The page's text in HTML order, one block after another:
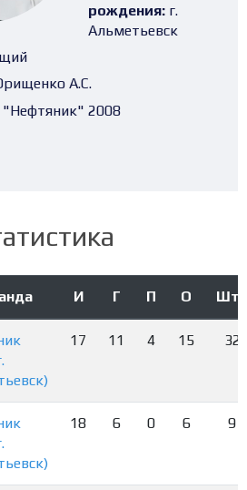
рождения: г.
Альметьевск
А.С.
"Нефтяник" 2008
И Г П О Штр
17 11 4 15 32
18 6 0 6 9